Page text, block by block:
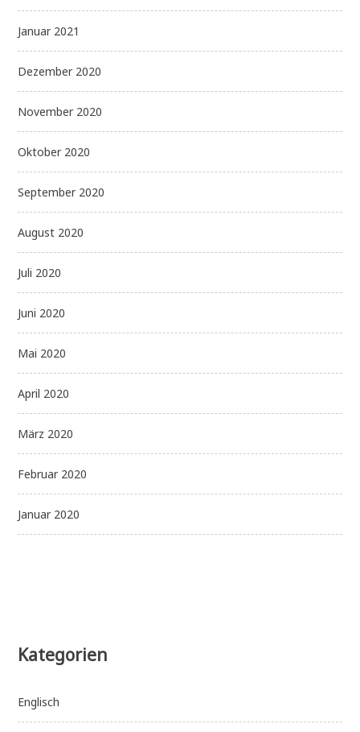
Januar 2021
Dezember 2020
November 2020
Oktober 2020
September 2020
August 2020
Juli 2020
Juni 2020
Mai 2020
April 2020
März 2020
Februar 2020
Januar 2020
Kategorien
Englisch